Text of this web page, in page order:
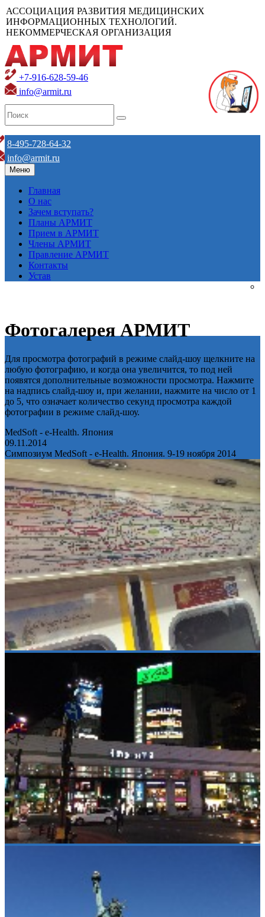
АССОЦИАЦИЯ РАЗВИТИЯ МЕДИЦИНСКИХ
ИНФОРМАЦИОННЫХ ТЕХНОЛОГИЙ.
НЕКОММЕРЧЕСКАЯ ОРГАНИЗАЦИЯ
+7-916-628-59-46
info@armit.ru
8-495-728-64-32
info@armit.ru
Меню
Главная
О нас
Зачем вступать?
Планы АРМИТ
Прием в АРМИТ
Члены АРМИТ
Правление АРМИТ
Контакты
Устав
Фотогалерея АРМИТ
Для просмотра фотографий в режиме слайд-шоу щелкните на
любую фотографию, и когда она увеличится, то под ней
появятся дополнительные возможности просмотра. Нажмите
на надпись слайд-шоу и, при желании, нажмите на число от 1
до 5, что означает количество секунд просмотра каждой
фотографии в режиме слайд-шоу.
MedSoft - e-Health. Япония
09.11.2014
Симпозиум MedSoft - e-Health. Япония. 9-19 ноября 2014